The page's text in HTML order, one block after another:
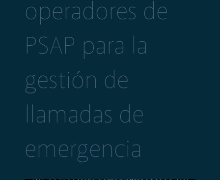
operadores de
PSAP para la
gestión de
llamadas de
emergencia